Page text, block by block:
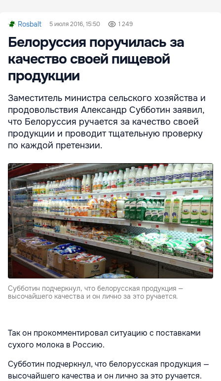
Rosbalt 5 июля 2016, 15:50 1 249
Белоруссия поручилась за
качество своей пищевой
продукции
Заместитель министра сельского хозяйства и
продовольствия Александр Субботин заявил,
что Белоруссия ручается за качество своей
продукции и проводит тщательную проверку
по каждой претензии.
Субботин подчеркнул, что белорусская продукция —
высочайшего качества и он лично за это ручается.
Так он прокомментировал ситуацию с поставками
сухого молока в Россию.
Субботин подчеркнул, что белорусская продукция —
высочайшего качества и он лично за это ручается.